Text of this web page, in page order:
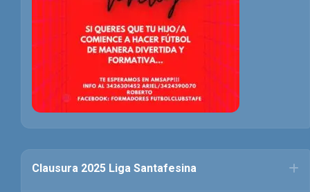
Clausura 2025 Liga Santafesina